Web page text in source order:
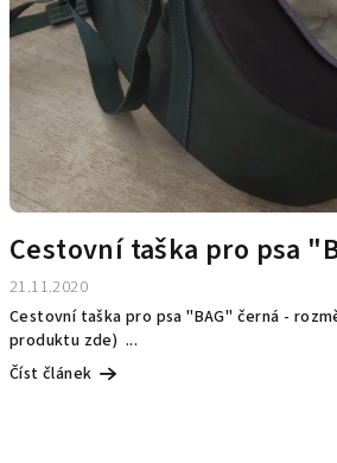
Cestovní taška pro psa
21.11.2020
Cestovní taška pro psa "BAG" černá -
produktu zde) ...
Číst článek